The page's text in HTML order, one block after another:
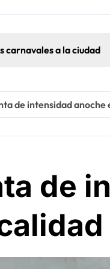
carnavales a la ciudad
de intensidad anoche
de